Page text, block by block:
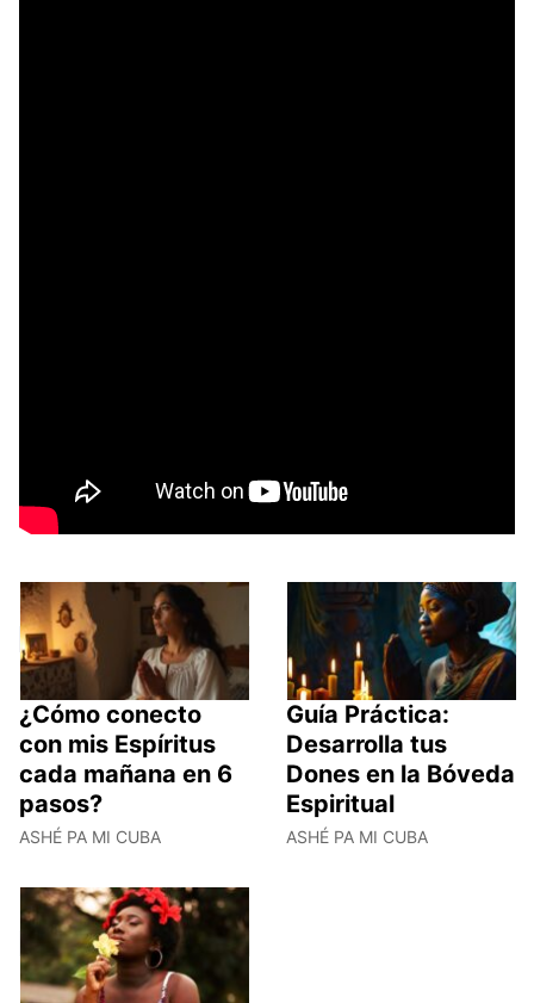
¿Cómo conecto
con mis Espíritus
cada mañana en 6
pasos?
ASHÉ PA MI CUBA
Guía Práctica:
Desarrolla tus
Dones en la Bóveda
Espiritual
ASHÉ PA MI CUBA